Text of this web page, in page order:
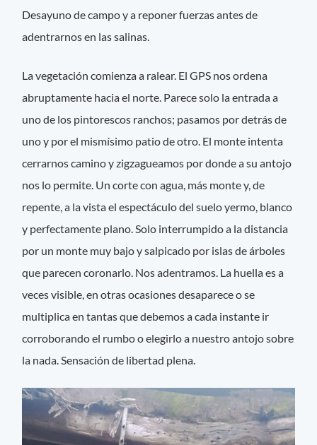
Desayuno de campo y a reponer fuerzas antes de
adentrarnos en las salinas.
La vegetación comienza a ralear. El GPS nos ordena
abruptamente hacia el norte. Parece solo la entrada a
uno de los pintorescos ranchos; pasamos por detrás de
uno y por el mismísimo patio de otro. El monte intenta
cerrarnos camino y zigzagueamos por donde a su antojo
nos lo permite. Un corte con agua, más monte y, de
repente, a la vista el espectáculo del suelo yermo, blanco
y perfectamente plano. Solo interrumpido a la distancia
por un monte muy bajo y salpicado por islas de árboles
que parecen coronarlo. Nos adentramos. La huella es a
veces visible, en otras ocasiones desaparece o se
multiplica en tantas que debemos a cada instante ir
corroborando el rumbo o elegirlo a nuestro antojo sobre
la nada. Sensación de libertad plena.